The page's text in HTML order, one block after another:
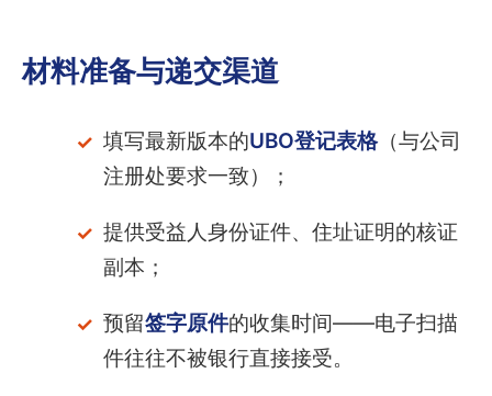
材料准备与递交渠道
填写最新版本的UBO登记表格（与公司
注册处要求一致）；
提供受益人身份证件、住址证明的核证
副本；
预留签字原件的收集时间——电子扫描
件往往不被银行直接接受。